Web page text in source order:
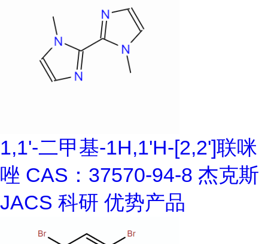
1,1'-二甲基-1H,1'H-[2,2']联咪
唑 CAS：37570-94-8 杰克斯
JACS 科研 优势产品